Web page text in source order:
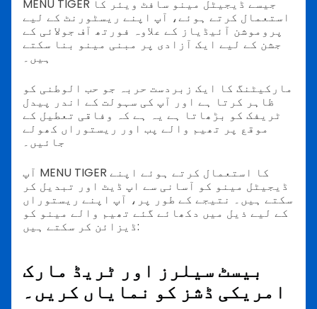
MENU TIGER جیسے ڈیجیٹل مینو سافٹ ویئر کا
استعمال کرتے ہوئے، آپ اپنے ریسٹورنٹ کے لیے
پروموشن آئیڈیاز کے علاوہ فورتھ آف جولائی کے
جشن کے لیے ایک آزادی پر مبنی مینو بنا سکتے
ہیں۔
مارکیٹنگ کا ایک زبردست حربہ جو حب الوطنی کو
ظاہر کرتا ہے اور آپ کی سہولت کے اندر پیدل
ٹریفک کو بڑھاتا ہے یہ ہے کہ وفاقی تعطیل کے
موقع پر تھیم والے پب اور ریستوراں کھولے
جائیں۔
آپ MENU TIGER کا استعمال کرتے ہوئے اپنے
ڈیجیٹل مینو کو آسانی سے اپ ڈیٹ اور تبدیل کر
سکتے ہیں۔ نتیجے کے طور پر، آپ اپنے ریستوراں
کے لیے ذیل میں دکھائے گئے تھیم والے مینو کو
ڈیزائن کر سکتے ہیں:
بیسٹ سیلرز اور ٹریڈ مارک
امریکی ڈشز کو نمایاں کریں۔